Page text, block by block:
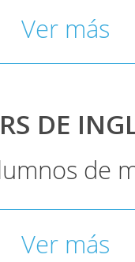
Ver más
DE
de
Ver más